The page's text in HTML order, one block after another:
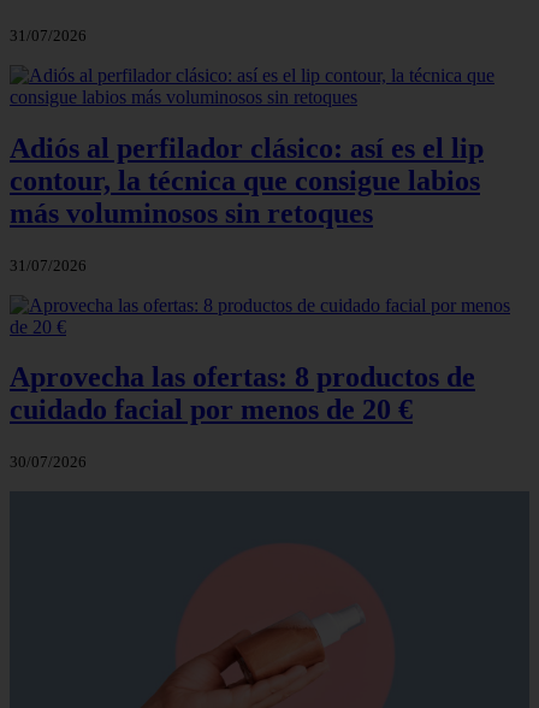
31/07/2026
Adiós al perfilador clásico: así es el lip
contour, la técnica que consigue labios
más voluminosos sin retoques
31/07/2026
Aprovecha las ofertas: 8 productos de
cuidado facial por menos de 20 €
30/07/2026